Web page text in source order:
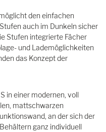
den einfachen
auch im Dunkeln sicher
Stufen integrierte Fächer
und Lademöglichkeiten
das Konzept der
in einer modernen, voll
mattschwarzen
an der sich der
ganz individuell